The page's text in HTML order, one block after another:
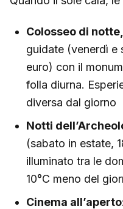
Colosseo di
guidate (venerdì
euro) con il
folla diurna.
diversa dal giorno
Notti
(sabato in estate,
illuminato tra le
10°C meno del
Cinema all’aperto